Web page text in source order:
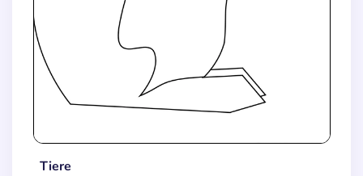
Tiere